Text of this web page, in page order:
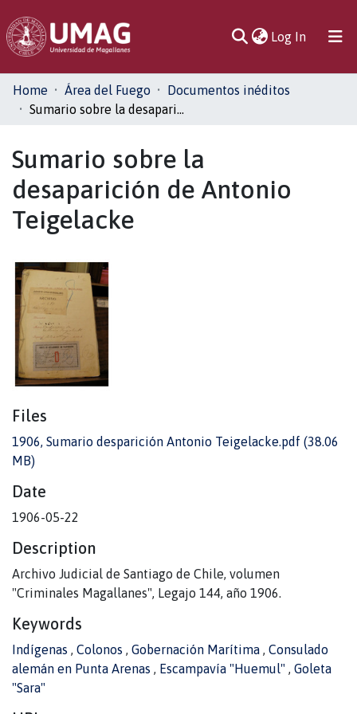
Log In(current)
Communities
& Collections
Statistics
Home Área del Fuego
Documentos inéditos
Sumario sobre la desaparición de Antonio Teigelacke
Sumario sobre la
desaparición de Antonio
Teigelacke
Files
1906, Sumario desparición Antonio Teigelacke.pdf (38.06
MB)
Date
1906-05-22
Description
Archivo Judicial de Santiago de Chile, volumen
"Criminales Magallanes", Legajo 144, año 1906.
Keywords
Indígenas , Colonos , Gobernación Marítima , Consulado
alemán en Punta Arenas , Escampavía "Huemul" , Goleta
"Sara"